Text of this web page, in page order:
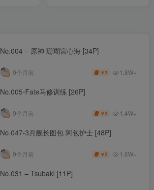
No.004 – 原神 珊瑚宮心海 [34P]
9个月前 ￥3 1.8W+
No.005-Fate马修训练 [26P]
9个月前 ￥3 1.4W+
No.047-3月舰长图包 阿包护士 [48P]
9个月前 ￥3 1.6W+
No.031 – Tsubaki [11P]